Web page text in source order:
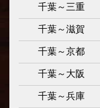
千葉～三重
千葉～滋賀
千葉～京都
千葉～大阪
千葉～兵庫